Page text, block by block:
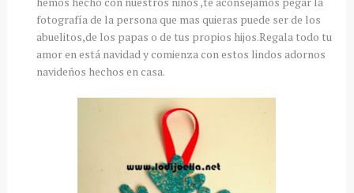
fotografía de la persona que mas quieras puede ser de los
abuelitos,de los papas o de tus propios hijos.Regala todo tu
amor en está navidad y comienza con estos lindos adornos
navideños hechos en casa.